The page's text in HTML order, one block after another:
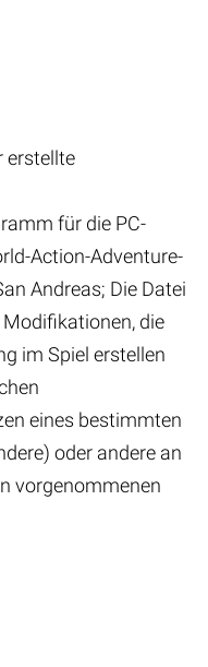
erstellte
für die PC-
Action-Adventure-
Andreas; Die Datei
die
im Spiel erstellen
eines bestimmten
oder andere an
vorgenommenen